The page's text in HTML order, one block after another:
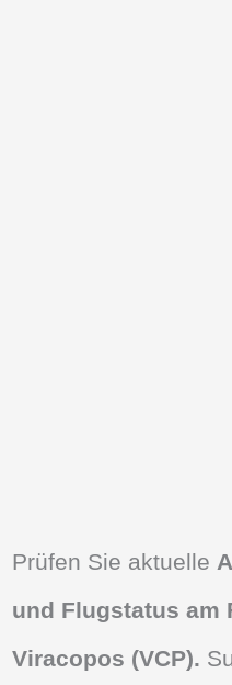
Prüfen Sie aktuelle
und Flugstatus am
Viracopos (VCP).